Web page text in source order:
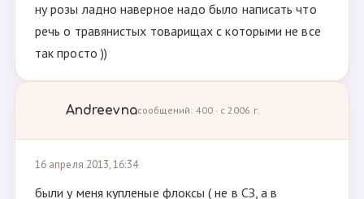
ну розы ладно наверное надо было написать что
речь о травянистых товарищах с которыми не все
так просто ))
Andreevnaсообщений: 400 · с 2006 г.
16 апреля 2013, 16:34
были у меня купленые флоксы ( не в СЗ, а в